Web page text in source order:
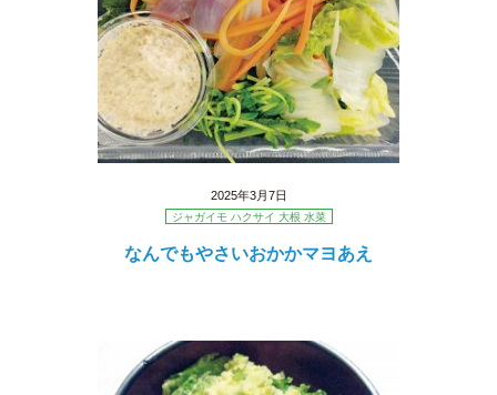
2025年3月7日
ジャガイモ ハクサイ 大根 水菜
なんでもやさいおかかマヨあえ